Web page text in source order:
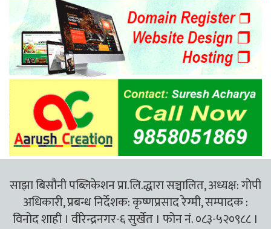
साझा बिसौनी पब्लिकेशन प्रा.लि.द्धारा सञ्चालित, अध्यक्ष: गोपी
अधिकारी, प्रबन्ध निर्देशक: कृष्णप्रसाद रेग्मी, सम्पादक :
विनोद शाही । वीरेन्द्रनगर-६ सुर्खेत । फोन नं. ०८३-५२०९८८ ।